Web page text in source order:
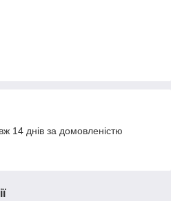
14 днів за домовленістю